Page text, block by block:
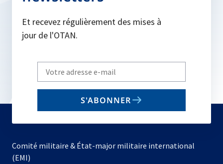
Et recevez régulièrement des mises à
jour de l'OTAN.
Write
your
email
S'ABONNER
Comité militaire & État-major militaire international
(EMI)